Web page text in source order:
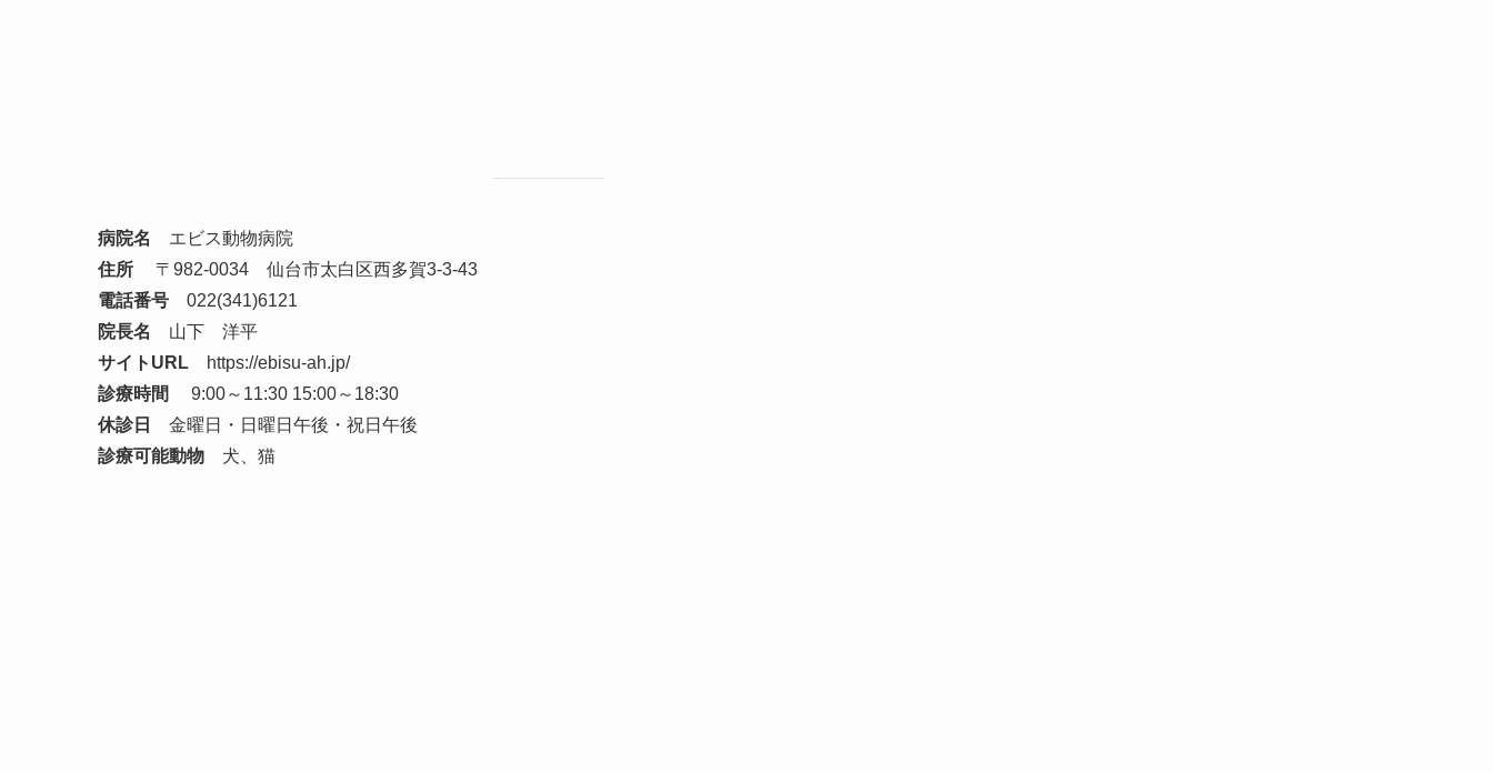
病院名
エビス動物病院
住所 〒982-0034 仙台市太白区西多賀3-3-43
電話番号 022(341)6121
院長名
山下 洋平
サイトURL
https://ebisu-ah.jp/
診療時間
9:00～11:30 15:00～18:30
休診日
金曜日・日曜日午後・祝日午後
診療可能動物 犬、猫